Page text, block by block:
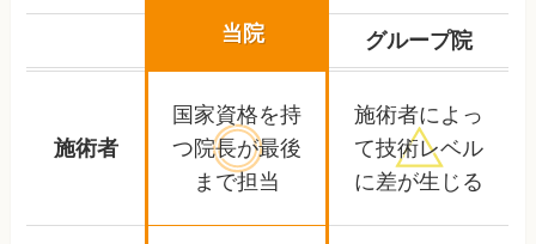
当院 グループ院
施術者
国家資格を持
つ院長が最後
まで担当
施術者によっ
て技術レベル
に差が生じる